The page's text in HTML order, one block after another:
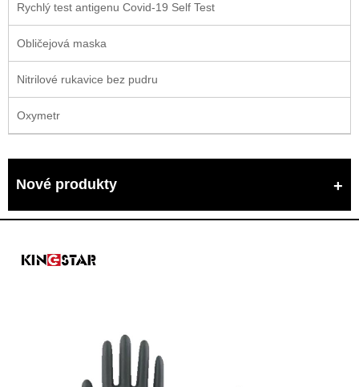
Rychlý test antigenu Covid-19 Self Test
Obličejová maska
Nitrilové rukavice bez pudru
Oxymetr
Nové produkty